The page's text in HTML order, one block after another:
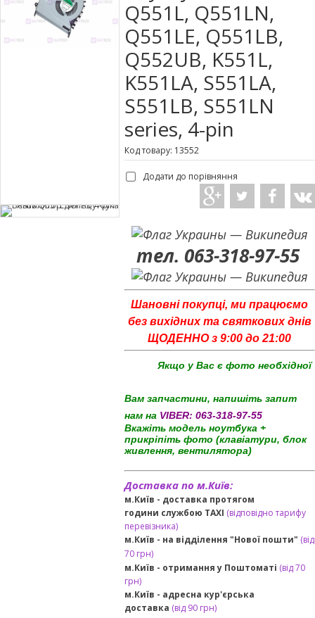
Q551L, Q551LN,
Q551LE, Q551LB,
Q552UB, K551L,
K551LA, S551LA,
S551LB, S551LN
series, 4-pin
Код товару: 13552
Додати до порівняння
тел. 063-318-97-55
Шановні покупці, ми працюємо
без вихідних та святкових днів
ЩОДЕННО з 9:00 до 21:00
Якщо у Вас є фото необхідної
Вам запчастини, напишіть запит
нам на VIBER: 063-318-97-55
Вкажіть модель ноутбука +
прикріпіть фото (клавіатури, блок
живлення, вентилятора)
Доставка по м.Київ:
м.Київ - доставка протягом
години службою TAXI (відповідно тарифу
перевізника)
м.Київ - на відділення "Нової пошти" (від
70 грн)
м.Київ - отримання у Поштоматі (від 70
грн)
м.Київ - адресна кур'єрська
доставка (від90 грн)